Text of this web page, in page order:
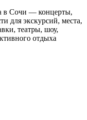
в Сочи — концерты,
для экскурсий, места,
театры, шоу,
отдыха